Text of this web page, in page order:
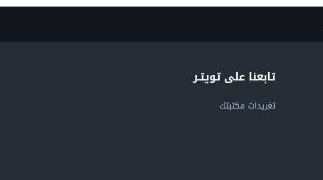
تابعنا على تويتـر
تغريدات مكتبتك